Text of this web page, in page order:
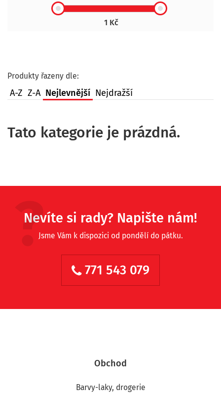
1 Kč
Produkty řazeny dle:
A-Z Z-A Nejlevnější Nejdražší
Tato kategorie je prázdná.
Nevíte si rady? Napište nám!
Jsme Vám k dispozici od pondělí do pátku.
771 543 079
Obchod
Barvy-laky, drogerie